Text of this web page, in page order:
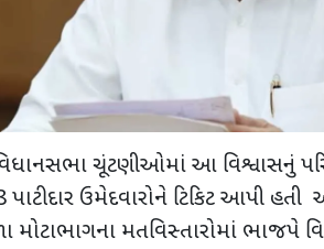
ચૂંટણીઓમાં આ વિશ્વાસનું
ઉમેદવારોને ટિકિટ આપી હતી
મોટાભાગના મતવિસ્તારોમાં